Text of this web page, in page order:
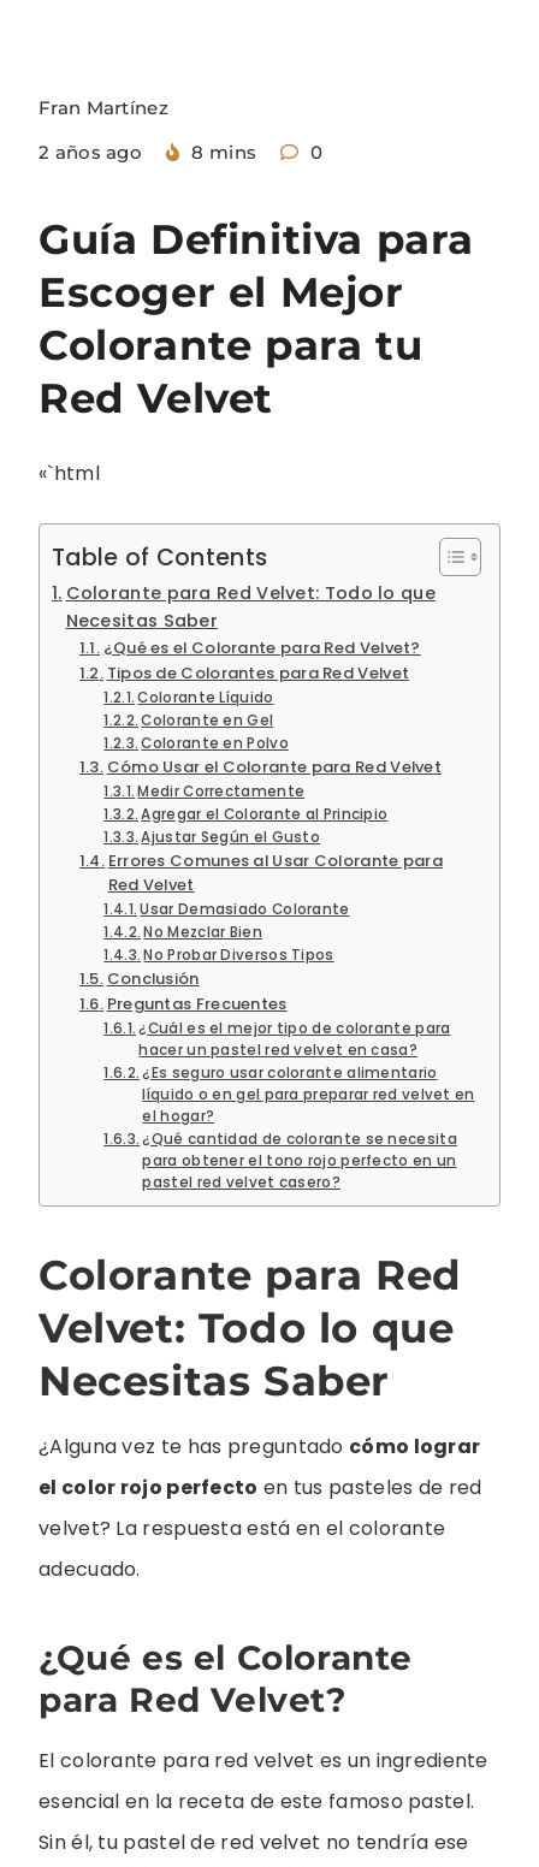
Fran Martínez
2 años ago
8 mins 0
Guía Definitiva para
Escoger el Mejor
Colorante para tu
Red Velvet
«`html
Table of Contents
Colorante para Red Velvet: Todo lo que
Necesitas Saber
¿Qué es el Colorante para Red Velvet?
Tipos de Colorantes para Red Velvet
Colorante Líquido
Colorante en Gel
Colorante en Polvo
Cómo Usar el Colorante para Red Velvet
Medir Correctamente
Agregar el Colorante al Principio
Ajustar Según el Gusto
Errores Comunes al Usar Colorante para
Red Velvet
Usar Demasiado Colorante
No Mezclar Bien
No Probar Diversos Tipos
Conclusión
Preguntas Frecuentes
¿Cuál es el mejor tipo de colorante para
hacer un pastel red velvet en casa?
¿Es seguro usar colorante alimentario
líquido o en gel para preparar red velvet en
el hogar?
¿Qué cantidad de colorante se necesita
para obtener el tono rojo perfecto en un
pastel red velvet casero?
Colorante para Red
Velvet: Todo lo que
Necesitas Saber
¿Alguna vez te has preguntado cómo lograr
el color rojo perfecto en tus pasteles de red
velvet? La respuesta está en el colorante
adecuado.
¿Qué es el Colorante
para Red Velvet?
El colorante para red velvet es un ingrediente
esencial en la receta de este famoso pastel.
Sin él, tu pastel de red velvet no tendría ese